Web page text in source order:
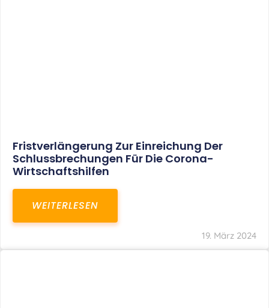
Fristverlängerung Zur Einreichung Der
Schlussbrechungen Für Die Corona-
Wirtschaftshilfen
WEITERLESEN
19. März 2024